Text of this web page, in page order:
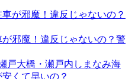
邪魔！違反じゃないの？警